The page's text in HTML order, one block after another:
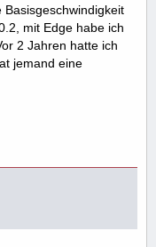
mit Edge habe ich
2 Jahren hatte ich
jemand eine